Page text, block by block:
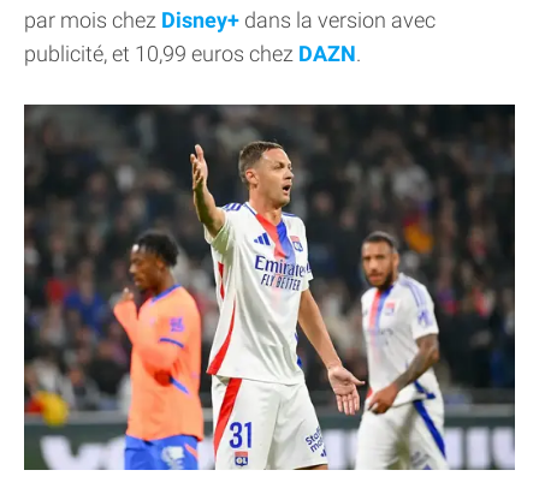
par mois chez Disney+ dans la version avec
publicité, et 10,99 euros chez DAZN.